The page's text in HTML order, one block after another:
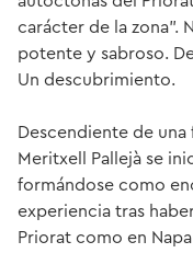
carácter de la zona”.
potente y sabroso.
Un descubrimiento.
Descendiente de
Meritxell Pallejà se
formándose como
experiencia tras
Priorat como en